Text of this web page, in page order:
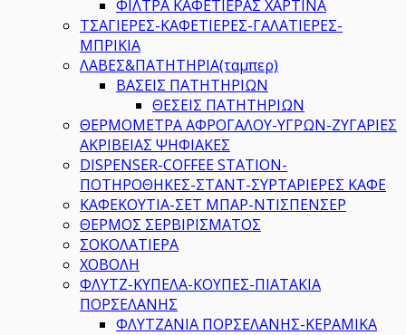
ΦΙΛΤΡΑ ΚΑΦΕΤΙΕΡΑΣ ΧΑΡΤΙΝΑ
ΤΣΑΓΙΕΡΕΣ-ΚΑΦΕΤΙΕΡΕΣ-ΓΑΛΑΤΙΕΡΕΣ-
ΜΠΡΙΚΙΑ
ΛΑΒΕΣ&ΠΑΤΗΤΗΡΙΑ(ταμπερ)
ΒΑΣΕΙΣ ΠΑΤΗΤΗΡΙΩΝ
ΘΕΣΕΙΣ ΠΑΤΗΤΗΡΙΩΝ
ΘΕΡΜΟΜΕΤΡΑ ΑΦΡΟΓΑΛΟΥ-ΥΓΡΩΝ-ΖΥΓΑΡΙΕΣ
ΑΚΡΙΒΕΙΑΣ ΨΗΦΙΑΚΕΣ
DISPENSER-COFFEE STATION-
ΠΟΤΗΡΟΘΗΚΕΣ-ΣΤΑΝΤ-ΣΥΡΤΑΡΙΕΡΕΣ ΚΑΦΕ
ΚΑΦΕΚΟΥΤΙΑ-ΣΕΤ ΜΠΑΡ-ΝΤΙΣΠΕΝΣΕΡ
ΘΕΡΜΟΣ ΣΕΡΒΙΡΙΣΜΑΤΟΣ
ΣΟΚΟΛΑΤΙΕΡΑ
ΧΟΒΟΛΗ
ΦΛΥΤΖ-ΚΥΠΕΛΑ-ΚΟΥΠΕΣ-ΠΙΑΤΑΚΙΑ
ΠΟΡΣΕΛΑΝΗΣ
ΦΛΥΤΖΑΝΙΑ ΠΟΡΣΕΛΑΝΗΣ-ΚΕΡΑΜΙΚΑ